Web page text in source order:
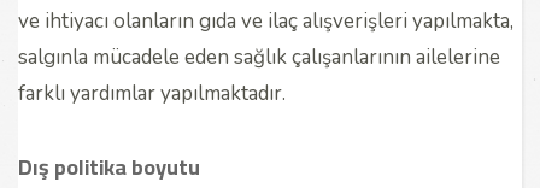
ve ihtiyacı olanların gıda ve ilaç alışverişleri yapılmakta,
salgınla mücadele eden sağlık çalışanlarının ailelerine
farklı yardımlar yapılmaktadır.
Dış politika boyutu